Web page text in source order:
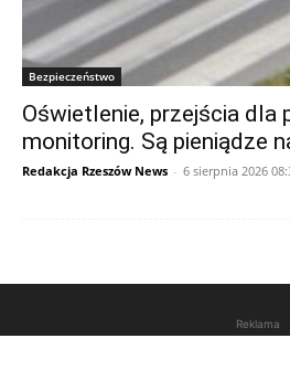
Bezpieczeństwo
Oświetlenie, przejścia dla
monitoring. Są pieniądze
Redakcja Rzeszów News - 6 sierpnia 2026
Reklama